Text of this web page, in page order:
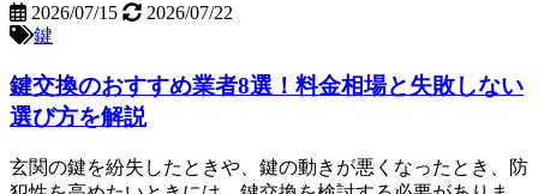
2026/07/15
2026/07/22
鍵
鍵交換のおすすめ業者8選！料金相場と失敗しない
選び方を解説
玄関の鍵を紛失したときや、鍵の動きが悪くなったとき、防